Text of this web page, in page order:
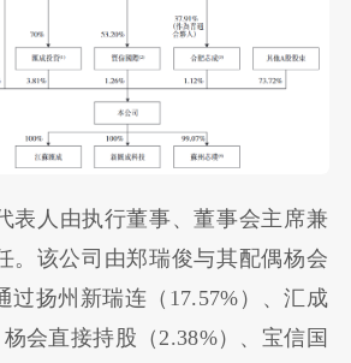
表人 由执行董事、董事会主席兼
。该公司由郑瑞俊与其配偶杨会
过扬州新瑞连（17.57%）、汇成
会直接持股（2.38%）、宝信国